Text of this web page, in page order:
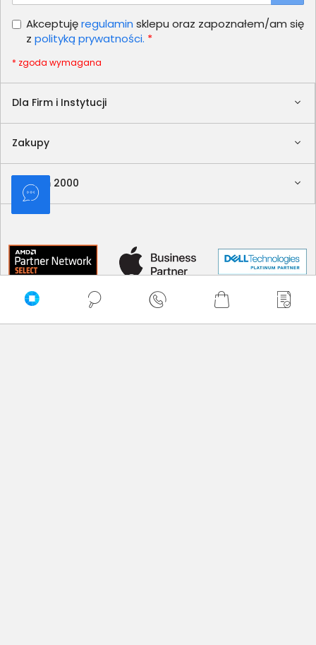
Dla Firm i Instytucji
Zakupy
Delkom 2000
Akceptujęregulamin sklepu oraz zapoznałem/am się
z polityką prywatności. *
* zgoda wymagana